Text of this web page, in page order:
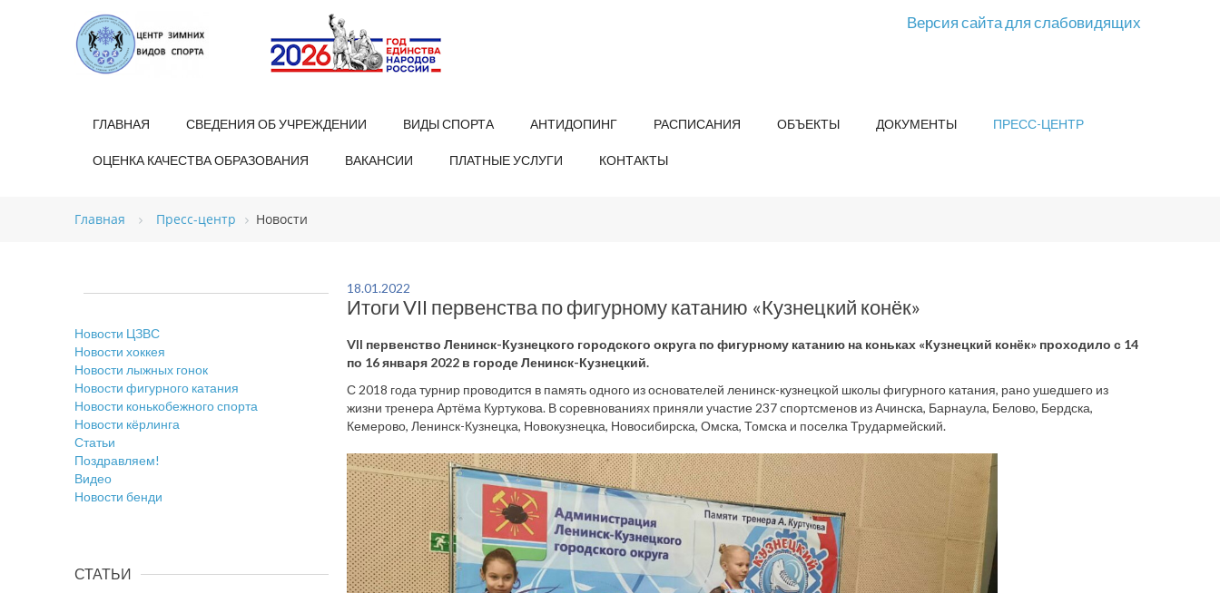
Версия сайта для слабовидящих
ГЛАВНАЯ СВЕДЕНИЯ ОБ УЧРЕЖДЕНИИ ВИДЫ СПОРТА АНТИДОПИНГ РАСПИСАНИЯ ОБЪЕКТЫ ДОКУМЕНТЫ ПРЕСС-ЦЕНТР
ОЦЕНКА КАЧЕСТВА ОБРАЗОВАНИЯ ВАКАНСИИ ПЛАТНЫЕ УСЛУГИ КОНТАКТЫ
Главная Пресс-центр Новости
18.01.2022
Итоги VII первенства по фигурному катанию «Кузнецкий конёк»
VII первенство Ленинск-Кузнецкого городского округа по фигурному катанию на коньках «Кузнецкий конёк» проходило с 14
по 16 января 2022 в городе Ленинск-Кузнецкий.
С 2018 года турнир проводится в память одного из основателей ленинск-кузнецкой школы фигурного катания, рано ушедшего из
жизни тренера Артёма Куртукова. В соревнованиях приняли участие 237 спортсменов из Ачинска, Барнаула, Белово, Бердска,
Кемерово, Ленинск-Кузнецка, Новокузнецка, Новосибирска, Омска, Томска и поселка Трудармейский.
Новости ЦЗВС
Новости хоккея
Новости лыжных гонок
Новости фигурного катания
Новости конькобежного спорта
Новости кёрлинга
Статьи
Поздравляем!
Видео
Новости бенди
СТАТЬИ